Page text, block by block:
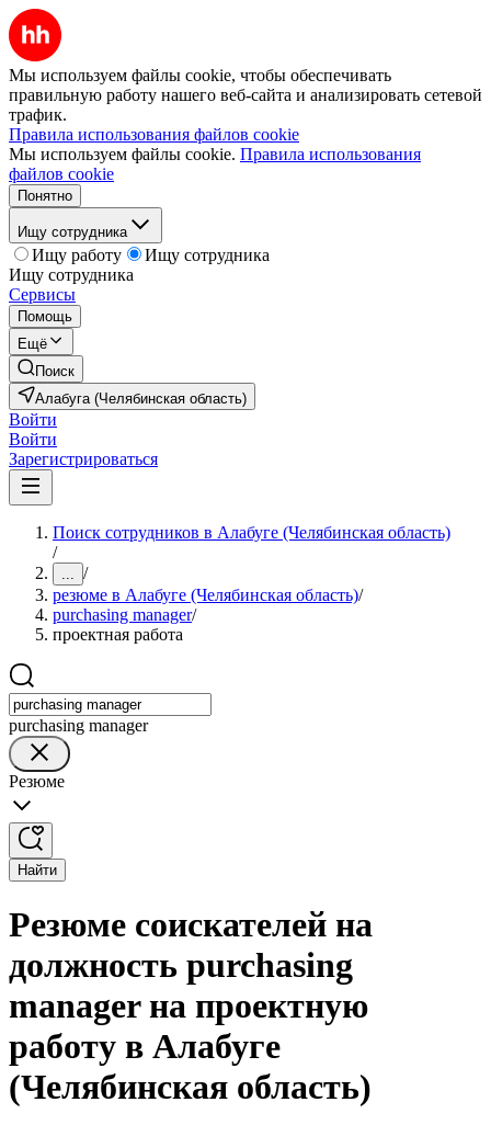
Мы используем файлы cookie, чтобы обеспечивать
правильную работу нашего веб-сайта и анализировать сетевой
трафик.
Правила использования файлов cookie
Мы используем файлы cookie. Правила использования
файлов cookie
Понятно
Ищу сотрудника
Ищу работу
Ищу сотрудника
Ищу сотрудника
Сервисы
Помощь
Ещё
Поиск
Алабуга (Челябинская область)
Войти
Войти
Зарегистрироваться
Поиск сотрудников в Алабуге (Челябинская область)
/
... /
резюме в Алабуге (Челябинская область)/
purchasing manager/
проектная работа
purchasing manager
Резюме
Найти
Резюме соискателей на
должность purchasing
manager на проектную
работу в Алабуге
(Челябинская область)